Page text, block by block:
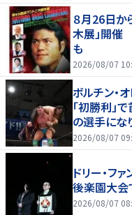
８月26日か
木展」開催
も
2026/08/07
ボルチン・
「初勝利」
の選手にな
2026/08/07
ドリー・フ
後楽園大会
2026/08/07